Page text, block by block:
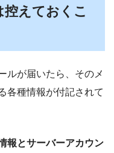
控えておくこ
ルが届いたら、そのメ
各種情報が付記されて
報とサーバーアカウン